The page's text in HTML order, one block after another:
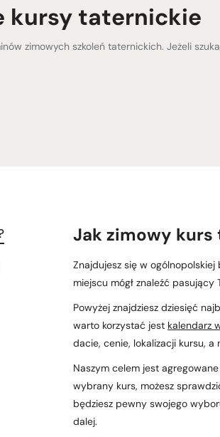
kursy taternickie
zimowych szkoleń taternickich. Jeżeli
Jak zimowy
Znajdujesz się w
miejscu mógł znaleźć
Powyżej znajdziesz dziesięć
warto korzystać jest kalendarz
dacie, cenie, lokalizacji kursu,
Naszym celem jest
wybrany kurs, możesz
będziesz pewny swojego
dalej.